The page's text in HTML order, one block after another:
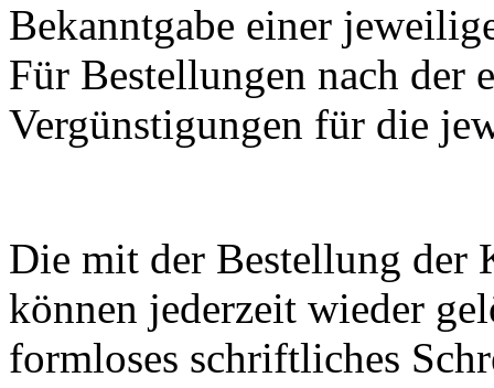
Bekanntgabe einer
Für Bestellungen nach der
Vergünstigungen für die
Die mit der Bestellung der
können jederzeit wieder
formloses schriftliches